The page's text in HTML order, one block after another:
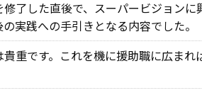
了した直後で、スーパービジョン
実践への手引きとなる内容でした。
重です。これを機に援助職に広ま